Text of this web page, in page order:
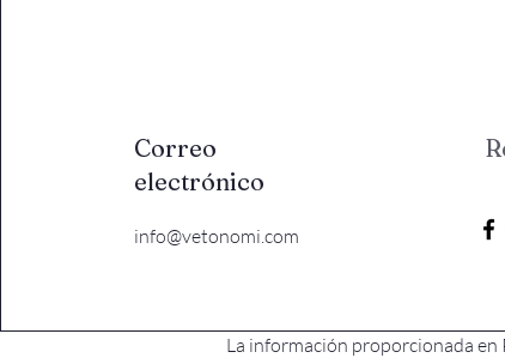
Correo
electrónico
info@vetonomi.com
La información proporcionada